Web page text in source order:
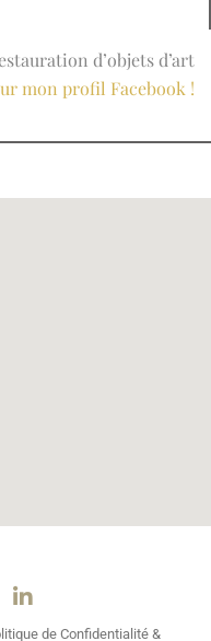
d’objets d’art
mon profil Facebook !
de Confidentialité &